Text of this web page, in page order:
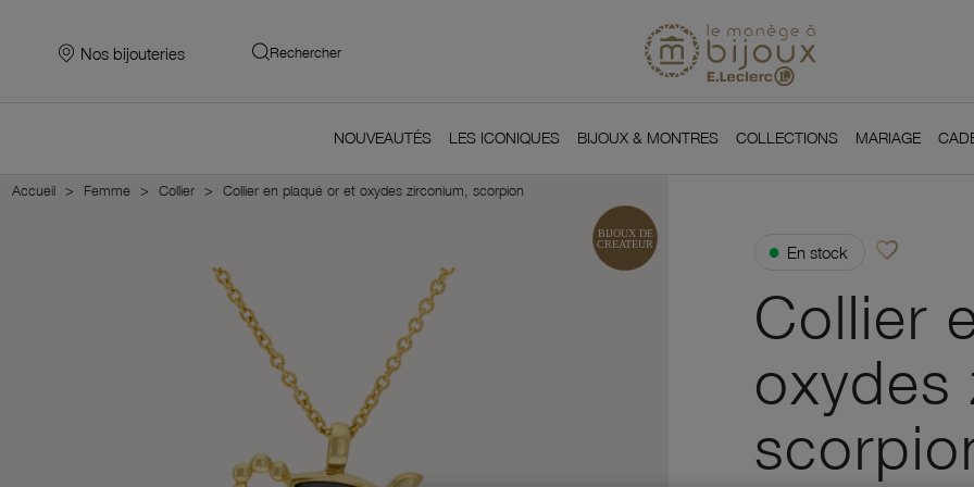
Nos bijouteries Rechercher
NOUVEAUTÉS LES ICONIQUES BIJOUX & MONTRES COLLECTIONS MARIAGE
Accueil Femme Collier Collier en plaqué or et oxydes zirconium, scorpion
● En stock favorite_borderAjouter à vos
Collier
oxydes